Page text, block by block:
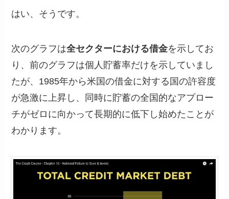
はい、そうです。
次のグラフは全セクターにおける借金を示してお
り、前のグラフは個人貯蓄率だけを示していまし
たが、1985年から米国の借金に対する国の許容度
が急激に上昇し、同時に貯蓄の全国的なアプロー
チがゼロに向かって長期的に低下し始めたことが
わかります。